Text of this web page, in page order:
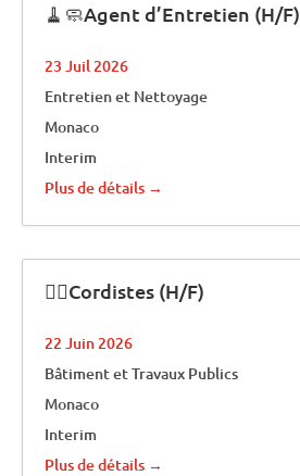
🧹🧼Agent d’Entretien (H/F)
23 Juil 2026
Entretien et Nettoyage
Monaco
Interim
Plus de détails
🧗‍♂️Cordistes (H/F)
22 Juin 2026
Bâtiment et Travaux Publics
Monaco
Interim
Plus de détails